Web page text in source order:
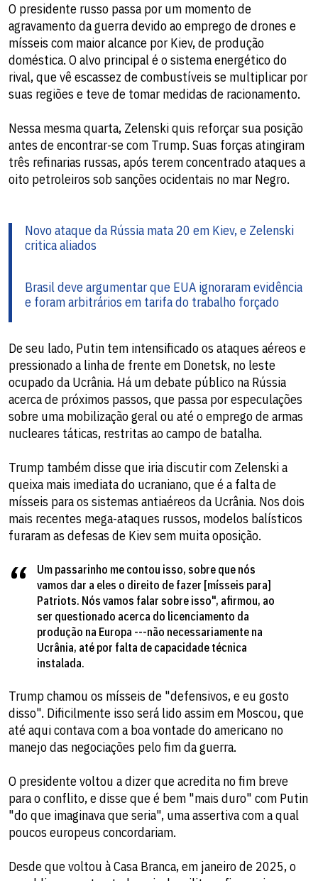
O presidente russo passa por um momento de
agravamento da guerra devido ao emprego de drones e
mísseis com maior alcance por Kiev, de produção
doméstica. O alvo principal é o sistema energético do
rival, que vê escassez de combustíveis se multiplicar por
suas regiões e teve de tomar medidas de racionamento.
Nessa mesma quarta, Zelenski quis reforçar sua posição
antes de encontrar-se com Trump. Suas forças atingiram
três refinarias russas, após terem concentrado ataques a
oito petroleiros sob sanções ocidentais no mar Negro.
Novo ataque da Rússia mata 20 em Kiev, e Zelenski
critica aliados
Brasil deve argumentar que EUA ignoraram evidência
e foram arbitrários em tarifa do trabalho forçado
De seu lado, Putin tem intensificado os ataques aéreos e
pressionado a linha de frente em Donetsk, no leste
ocupado da Ucrânia. Há um debate público na Rússia
acerca de próximos passos, que passa por especulações
sobre uma mobilização geral ou até o emprego de armas
nucleares táticas, restritas ao campo de batalha.
Trump também disse que iria discutir com Zelenski a
queixa mais imediata do ucraniano, que é a falta de
mísseis para os sistemas antiaéreos da Ucrânia. Nos dois
mais recentes mega-ataques russos, modelos balísticos
furaram as defesas de Kiev sem muita oposição.
Um passarinho me contou isso, sobre que nós
vamos dar a eles o direito de fazer [mísseis para]
Patriots. Nós vamos falar sobre isso", afirmou, ao
ser questionado acerca do licenciamento da
produção na Europa ---não necessariamente na
Ucrânia, até por falta de capacidade técnica
instalada.
Trump chamou os mísseis de "defensivos, e eu gosto
disso". Dificilmente isso será lido assim em Moscou, que
até aqui contava com a boa vontade do americano no
manejo das negociações pelo fim da guerra.
O presidente voltou a dizer que acredita no fim breve
para o conflito, e disse que é bem "mais duro" com Putin
"do que imaginava que seria", uma assertiva com a qual
poucos europeus concordariam.
Desde que voltou à Casa Branca, em janeiro de 2025, o